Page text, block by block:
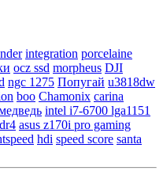
integration porcelaine
ocz ssd morpheus DJI
ngc 1275 Попугай u3818dw
boo Chamonix carina
intel i7-6700 lga1151
asus z170i pro gaming
hdi speed score santa